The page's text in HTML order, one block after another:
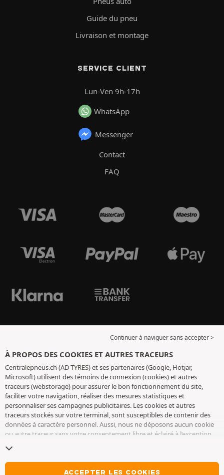
Guide du pneu
Livraison et montage
SERVICE CLIENT
Lun-Ven 9h-17h
WhatsApp
Messenger
Contact
FAQ
Continuer à naviguer sans accepter >
À PROPOS DES COOKIES ET AUTRES TRACEURS
Centralepneus.ch (AD TYRES) et ses partenaires (Google, Hotjar,
Microsoft) utilisent des témoins de connexion (cookies) et autres
traceurs (webstorage) pour assurer le bon fonctionnement du site,
faciliter votre navigation, réaliser des mesures statistiques et
personnaliser ses campagnes publicitaires. Les cookies et autres
traceurs stockés sur votre terminal, sont susceptibles de contenir des
données à caractère personnel. Aussi, nous ne déposons aucun cookie
ou autre traceur sans votre consentement libre et éclairé à l’exception
conservons votre choix pendant 6 mois. Vous pouvez retirer votre
consentement à tout moment en vous rendant sur lapage cookies et
. Vous pouvez choisir de continuer à naviguer sans
ACCEPTER LES COOKIES